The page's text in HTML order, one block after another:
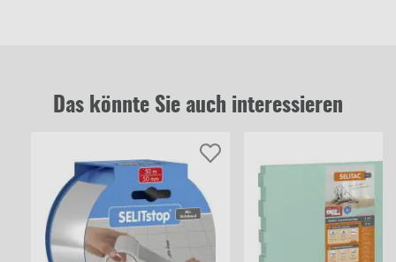
Das könnte Sie auch interessieren